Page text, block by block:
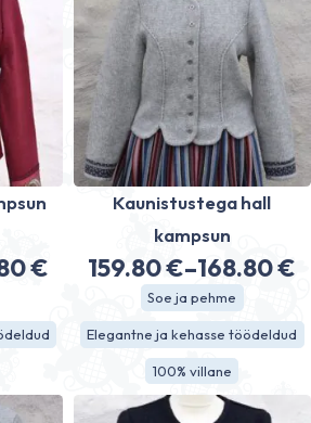
€
€
€
Kaunistustega hall
kampsun
159.80€–168.80€
159.80 €
kuni
168.80 €
Soe ja pehme
Elegantne ja kehasse töödeldud
100% villane